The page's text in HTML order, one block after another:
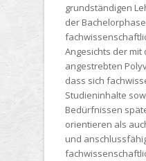
grundständigen
der
Angesichts der mit
angestrebten
dass sich
Studieninhalte
Bedürfnissen
orientieren als
und